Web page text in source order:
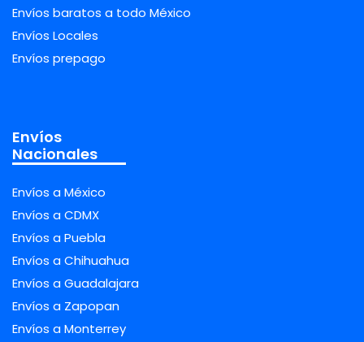
Envíos baratos a todo México
Envíos Locales
Envíos prepago
Envíos
Nacionales
Envíos a México
Envíos a CDMX
Envíos a Puebla
Envíos a Chihuahua
Envíos a Guadalajara
Envíos a Zapopan
Envíos a Monterrey